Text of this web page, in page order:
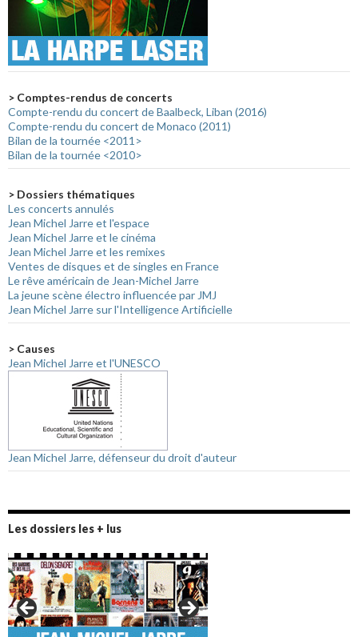
> Comptes-rendus de concerts
Compte-rendu du concert de Baalbeck, Liban (2016)
Compte-rendu du concert de Monaco (2011)
Bilan de la tournée <2011>
Bilan de la tournée <2010>
> Dossiers thématiques
Les concerts annulés
Jean Michel Jarre et l'espace
Jean Michel Jarre et le cinéma
Jean Michel Jarre et les remixes
Ventes de disques et de singles en France
Le rêve américain de Jean-Michel Jarre
La jeune scène électro influencée par JMJ
Jean Michel Jarre sur l'Intelligence Artificielle
> Causes
Jean Michel Jarre et l'UNESCO
Jean Michel Jarre, défenseur du droit d'auteur
Les dossiers les + lus